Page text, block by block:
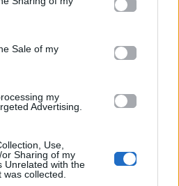
Sale of my
my
Advertising.
Use,
Sharing of my
Unrelated with the
collected.
να ακούς το ένστικτό σου
την προσοχή σου και
ενοχές επειδή έχεις
γνωριμία, αλλά
είναι
τη φιλία να εξελιχθεί
χωρίς βιασύνη.